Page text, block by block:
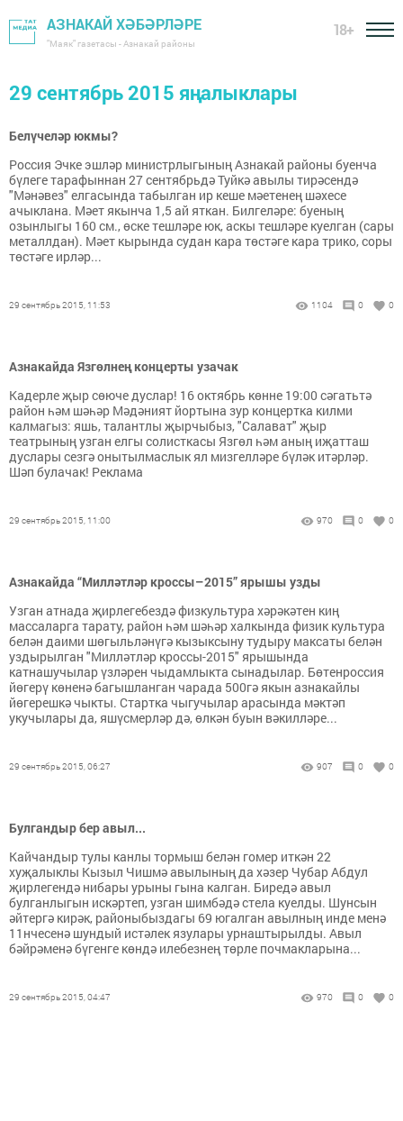
АЗНАКАЙ ХӘБӘРЛӘРЕ
"Маяк" газетасы - Азнакай районы
18+
29 сентябрь 2015 яңалыклары
Белүчеләр юкмы?
Россия Эчке эшләр министрлыгының Азнакай районы буенча
бүлеге тарафыннан 27 сентябрьдә Туйкә авылы тирәсендә
"Мәнәвез" елгасында табылган ир кеше мәетенең шәхесе
ачыклана. Мәет якынча 1,5 ай яткан. Билгеләре: буеның
озынлыгы 160 см., өске тешләре юк, аскы тешләре куелган (сары
металлдан). Мәет кырында судан кара төстәге кара трико, соры
төстәге ирләр...
29 сентябрь 2015, 11:53 1104 0 0
Азнакайда Язгөлнең концерты узачак
Кадерле җыр сөюче дуслар! 16 октябрь көнне 19:00 сәгатьтә
район һәм шәһәр Мәдәният йортына зур концертка килми
калмагыз: яшь, талантлы җырчыбыз, "Салават" җыр
театрының узган елгы солисткасы Язгөл һәм аның иҗатташ
дуслары сезгә онытылмаслык ял мизгелләре бүләк итәрләр.
Шәп булачак! Реклама
29 сентябрь 2015, 11:00 970 0 0
Азнакайда “Милләтләр кроссы–2015” ярышы узды
Узган атнада җирлегебездә физкультура хәрәкәтен киң
массаларга тарату, район һәм шәһәр халкында физик культура
белән даими шөгыльләнүгә кызыксыну тудыру максаты белән
уздырылган "Милләтләр кроссы-2015" ярышында
катнашучылар үзләрен чыдамлыкта сынадылар. Бөтенроссия
йөгерү көненә багышланган чарада 500гә якын азнакайлы
йөгерешкә чыкты. Стартка чыгучылар арасында мәктәп
укучылары да, яшүсмерләр дә, өлкән буын вәкилләре...
29 сентябрь 2015, 06:27 907 0 0
Булгандыр бер авыл...
Кайчандыр тулы канлы тормыш белән гомер иткән 22
хуҗалыклы Кызыл Чишмә авылының да хәзер Чубар Абдул
җирлегендә нибары урыны гына калган. Биредә авыл
булганлыгын искәртеп, узган шимбәдә стела куелды. Шунсын
әйтергә кирәк, районыбыздагы 69 югалган авылның инде менә
11нчесенә шундый истәлек язулары урнаштырылды. Авыл
бәйрәменә бүгенге көндә илебезнең төрле почмакларына...
29 сентябрь 2015, 04:47 970 0 0